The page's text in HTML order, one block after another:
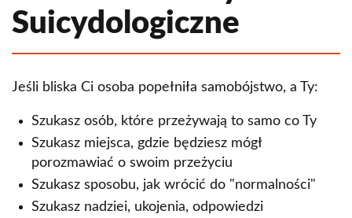
Suicydologiczne
Jeśli bliska Ci osoba popełniła samobójstwo, a Ty:
Szukasz osób, które przeżywają to samo co Ty
Szukasz miejsca, gdzie będziesz mógł
porozmawiać o swoim przeżyciu
Szukasz sposobu, jak wrócić do "normalności"
Szukasz nadziei, ukojenia, odpowiedzi
stosunków transatlantyckich
Centrum Logistyki i Innowacji
Instytuty Wydziała Prawa i Administracji
Instytut Prawa Upadłościowego i
Niewypłacalnością
Instytut Prawa Zamówień Publicznych
Polskie Towarzystwo Suicydologiczne
Instytut Prawa Lotniczego i Kosmicznego